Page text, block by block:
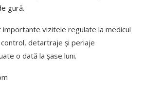
gură.
importante vizitele regulate la medicul
detartraje și periaje
o dată la șase luni.